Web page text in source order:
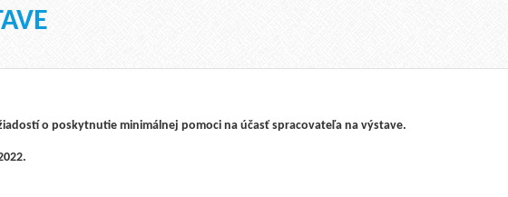
o poskytnutie minimálnej pomoci na účasť spracovateľa na výstave.